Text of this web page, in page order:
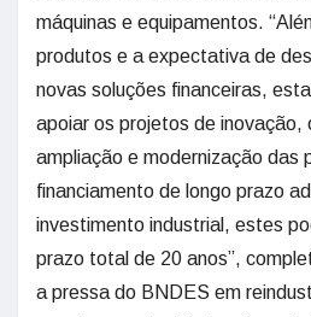
máquinas e equipamentos.
produtos e a expectativa de
novas soluções financeiras,
apoiar os projetos de inovação,
ampliação e modernização das
financiamento de longo prazo
investimento industrial, estes
prazo total de 20 anos”,
a pressa do BNDES em